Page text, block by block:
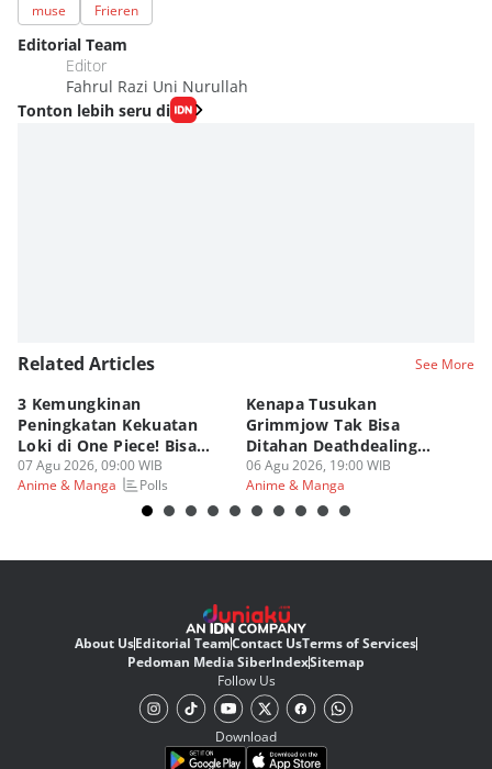
muse Frieren
Editorial Team
Editor
Fahrul Razi Uni Nurullah
Tonton lebih seru di
Related Articles See More
3 Kemungkinan
Peningkatan Kekuatan
Loki di One Piece! Bisa
Lebih OP?
07 Agu 2026, 09:00 WIB
Anime & Manga
Polls
Kenapa Tusukan
Grimmjow Tak Bisa
Ditahan Deathdealing
Askin Bleach?
06 Agu 2026, 19:00 WIB
Anime & Manga
About UsEditorial TeamContact UsTerms of Services
Pedoman Media SiberIndexSitemap
Follow Us
Download